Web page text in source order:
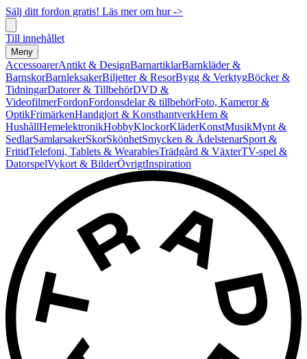
Sälj ditt fordon gratis! Läs mer om hur ->
Till innehållet
Meny
AccessoarerAntikt & DesignBarnartiklarBarnkläder &
BarnskorBarnleksakerBiljetter & ResorBygg & VerktygBöcker &
TidningarDatorer & TillbehörDVD &
VideofilmerFordonFordonsdelar & tillbehörFoto, Kameror &
OptikFrimärkenHandgjort & KonsthantverkHem &
HushållHemelektronikHobbyKlockorKläderKonstMusikMynt &
SedlarSamlarsakerSkorSkönhetSmycken & ÄdelstenarSport &
FritidTelefoni, Tablets & WearablesTrädgård & VäxterTV-spel &
DatorspelVykort & BilderÖvrigtInspiration